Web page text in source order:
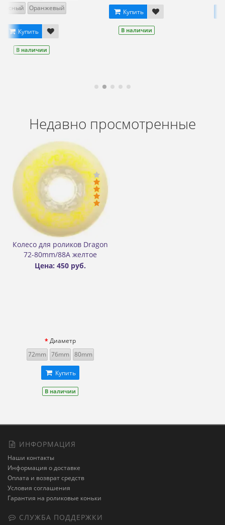
Купить
Недавно просмотренные
Колесо для роликов Dragon
72-80mm/88A желтое
Цена: 450 руб.
Диаметр
72mm
76mm 80mm
Купить
В наличии
ИНФОРМАЦИЯ
Наши контакты
Информация о доставке
Оплата и возврат средств
Условия соглашения
Гарантия на роликовые коньки
СЛУЖБА ПОДДЕРЖКИ